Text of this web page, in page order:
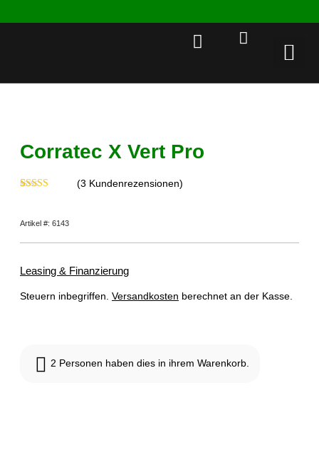
Corratec X Vert Pro
basierend auf
Kundenbewertungen
(3 Kundenrezensionen)
Artikel #: 6143
Leasing & Finanzierung
Steuern inbegriffen. Versandkosten berechnet an der Kasse.
2 Personen haben dies in ihrem Warenkorb.